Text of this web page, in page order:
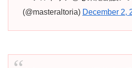
(@masteraltoria) December 2,